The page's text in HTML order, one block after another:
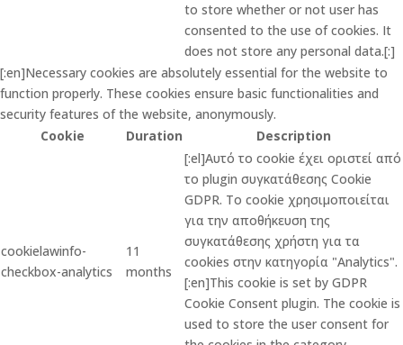
to store whether or not user has
consented to the use of cookies. It
does not store any personal data.[:]
[:en]Necessary cookies are absolutely essential for the website to
function properly. These cookies ensure basic functionalities and
security features of the website, anonymously.
Cookie
Duration Description
cookielawinfo-
checkbox-analytics
11
months
[:el]Αυτό το cookie έχει οριστεί από
το plugin συγκατάθεσης Cookie
GDPR. Το cookie χρησιμοποιείται
για την αποθήκευση της
συγκατάθεσης χρήστη για τα
cookies στην κατηγορία "Analytics".
[:en]This cookie is set by GDPR
Cookie Consent plugin. The cookie is
used to store the user consent for